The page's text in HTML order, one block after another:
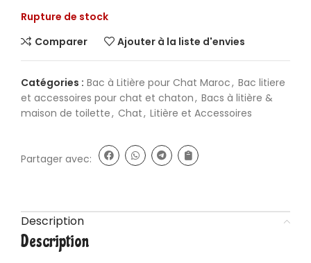
Rupture de stock
Comparer
Ajouter à la liste d'envies
Catégories : Bac à Litière pour Chat Maroc, Bac litiere
et accessoires pour chat et chaton, Bacs à litière &
maison de toilette, Chat, Litière et Accessoires
Partager avec:
Description
Description